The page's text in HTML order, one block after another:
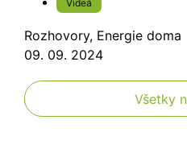
Videá
Rozhovory, Energie doma
09. 09. 2024
Všetky